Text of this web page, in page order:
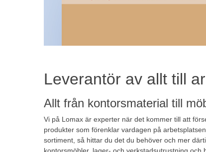
Leverantör av allt till
Allt från kontorsmaterial till
Vi på Lomax är experter när det kommer till att
produkter som förenklar vardagen på
sortiment, så hittar du det du behöver och mer